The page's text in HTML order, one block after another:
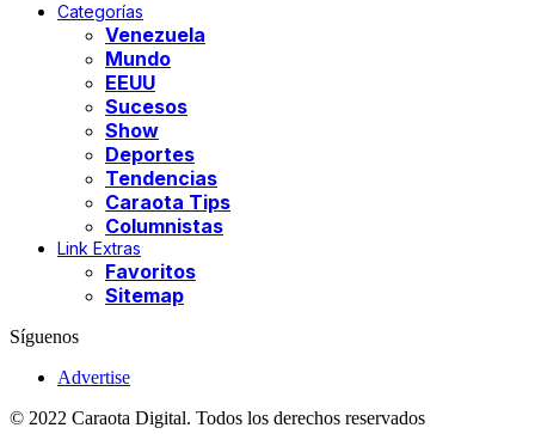
Categorías
Venezuela
Mundo
EEUU
Sucesos
Show
Deportes
Tendencias
Caraota Tips
Columnistas
Link Extras
Favoritos
Sitemap
Síguenos
Advertise
© 2022 Caraota Digital. Todos los derechos reservados